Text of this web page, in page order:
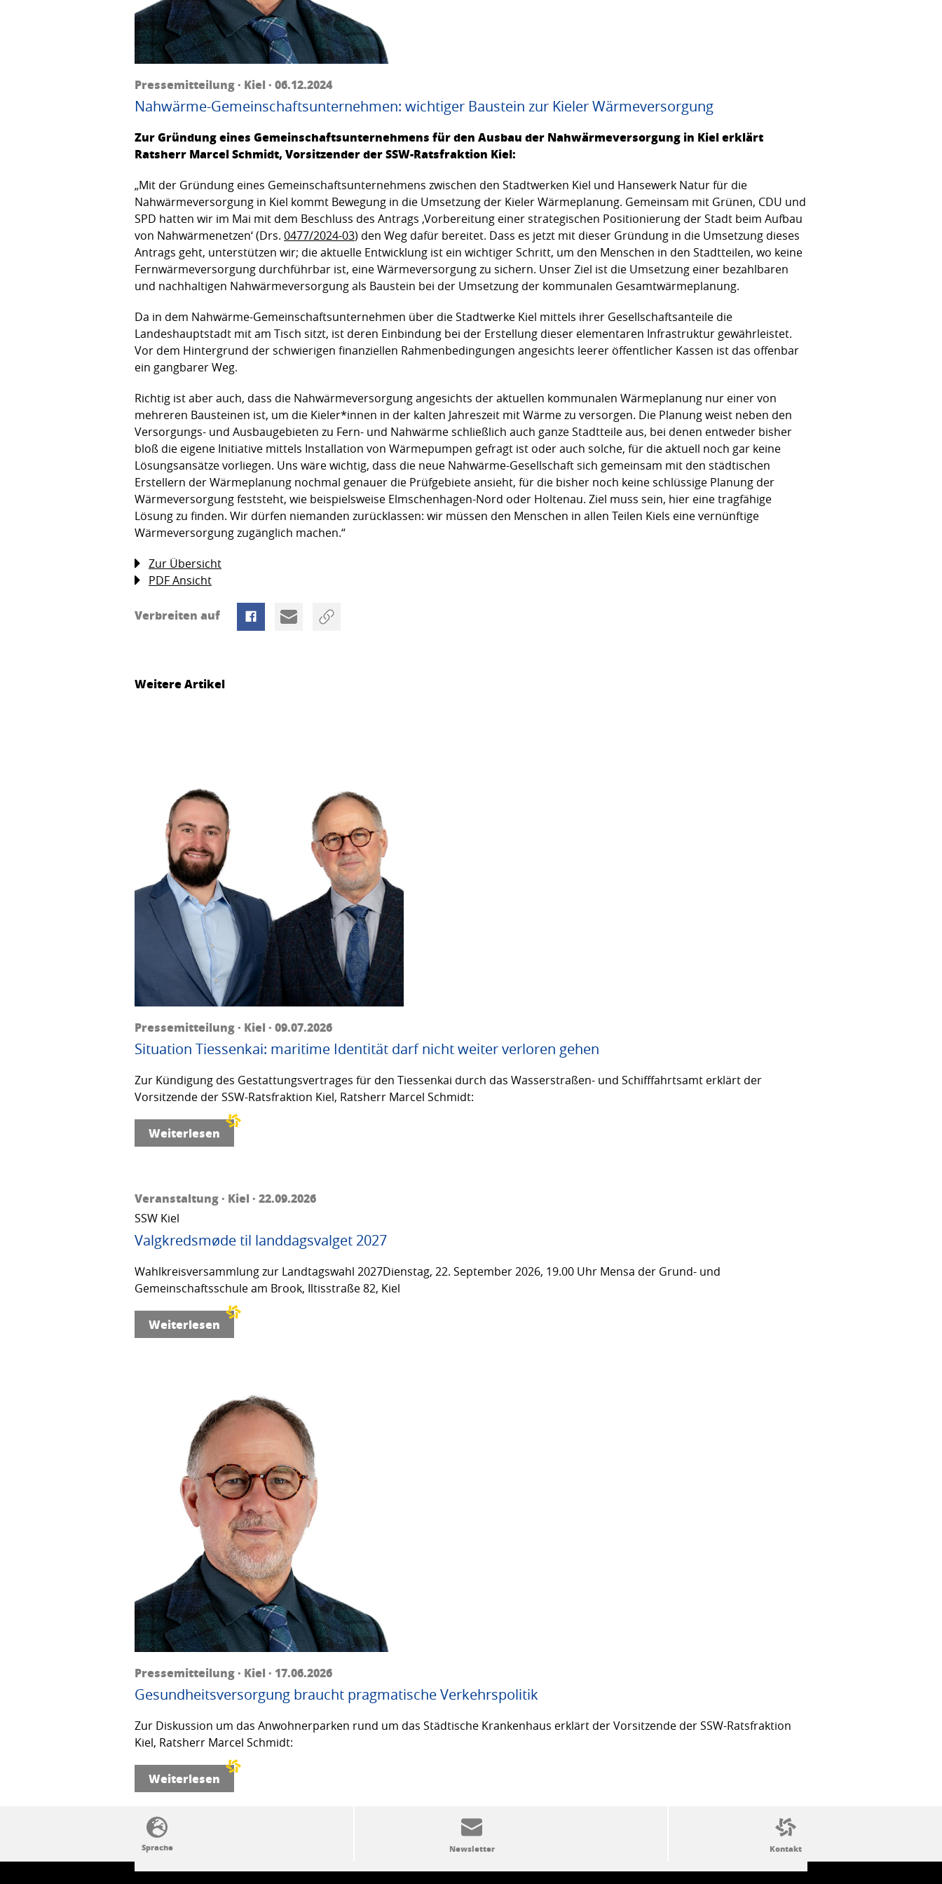
Pressemitteilung · Kiel · 06.12.2024
Nahwärme-Gemeinschaftsunternehmen: wichtiger Baustein zur Kieler Wärmeversorgung
Zur Gründung eines Gemeinschaftsunternehmens für den Ausbau der Nahwärmeversorgung in Kiel erklärt
Ratsherr Marcel Schmidt, Vorsitzender der SSW-Ratsfraktion Kiel:
„Mit der Gründung eines Gemeinschaftsunternehmens zwischen den Stadtwerken Kiel und Hansewerk Natur für die
Nahwärmeversorgung in Kiel kommt Bewegung in die Umsetzung der Kieler Wärmeplanung. Gemeinsam mit Grünen, CDU und
SPD hatten wir im Mai mit dem Beschluss des Antrags ‚Vorbereitung einer strategischen Positionierung der Stadt beim Aufbau
von Nahwärmenetzen‘ (Drs. 0477/2024-03) den Weg dafür bereitet. Dass es jetzt mit dieser Gründung in die Umsetzung dieses
Antrags geht, unterstützen wir; die aktuelle Entwicklung ist ein wichtiger Schritt, um den Menschen in den Stadtteilen, wo keine
Fernwärmeversorgung durchführbar ist, eine Wärmeversorgung zu sichern. Unser Ziel ist die Umsetzung einer bezahlbaren
und nachhaltigen Nahwärmeversorgung als Baustein bei der Umsetzung der kommunalen Gesamtwärmeplanung.
Da in dem Nahwärme-Gemeinschaftsunternehmen über die Stadtwerke Kiel mittels ihrer Gesellschaftsanteile die
Landeshauptstadt mit am Tisch sitzt, ist deren Einbindung bei der Erstellung dieser elementaren Infrastruktur gewährleistet.
Vor dem Hintergrund der schwierigen finanziellen Rahmenbedingungen angesichts leerer öffentlicher Kassen ist das offenbar
ein gangbarer Weg.
Richtig ist aber auch, dass die Nahwärmeversorgung angesichts der aktuellen kommunalen Wärmeplanung nur einer von
mehreren Bausteinen ist, um die Kieler*innen in der kalten Jahreszeit mit Wärme zu versorgen. Die Planung weist neben den
Versorgungs- und Ausbaugebieten zu Fern- und Nahwärme schließlich auch ganze Stadtteile aus, bei denen entweder bisher
bloß die eigene Initiative mittels Installation von Wärmepumpen gefragt ist oder auch solche, für die aktuell noch gar keine
Lösungsansätze vorliegen. Uns wäre wichtig, dass die neue Nahwärme-Gesellschaft sich gemeinsam mit den städtischen
Erstellern der Wärmeplanung nochmal genauer die Prüfgebiete ansieht, für die bisher noch keine schlüssige Planung der
Wärmeversorgung feststeht, wie beispielsweise Elmschenhagen-Nord oder Holtenau. Ziel muss sein, hier eine tragfähige
Lösung zu finden. Wir dürfen niemanden zurücklassen: wir müssen den Menschen in allen Teilen Kiels eine vernünftige
Wärmeversorgung zugänglich machen.“
Zur Übersicht
PDF Ansicht
Verbreiten auf
Weitere Artikel
Pressemitteilung · Kiel · 09.07.2026
Situation Tiessenkai: maritime Identität darf nicht weiter verloren gehen
Zur Kündigung des Gestattungsvertrages für den Tiessenkai durch das Wasserstraßen- und Schifffahrtsamt erklärt der
Vorsitzende der SSW-Ratsfraktion Kiel, Ratsherr Marcel Schmidt:
Weiterlesen
Veranstaltung · Kiel · 22.09.2026
SSW Kiel
Valgkredsmøde til landdagsvalget 2027
Wahlkreisversammlung zur Landtagswahl 2027Dienstag, 22. September 2026, 19.00 Uhr Mensa der Grund- und
Gemeinschaftsschule am Brook, Iltisstraße 82, Kiel
Weiterlesen
Pressemitteilung · Kiel · 17.06.2026
Gesundheitsversorgung braucht pragmatische Verkehrspolitik
Zur Diskussion um das Anwohnerparken rund um das Städtische Krankenhaus erklärt der Vorsitzende der SSW-Ratsfraktion
Kiel, Ratsherr Marcel Schmidt:
Weiterlesen
SSW-Politik von A bis Z